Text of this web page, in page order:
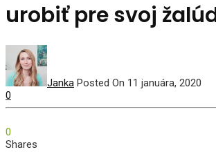
urobiť pre svoj
Janka Posted On 11 januára, 2020
0
0
Shares